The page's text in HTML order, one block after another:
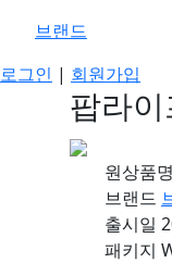
브랜드
로그인 | 회원가입
팝라
원상품명
브랜드
출시일
패키지